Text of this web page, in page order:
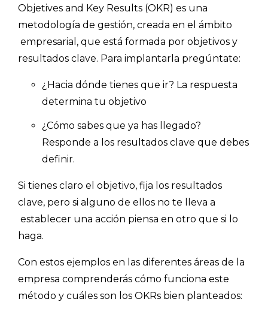
Objetives and Key Results (OKR) es una
metodología de gestión, creada en el ámbito
empresarial, que está formada por objetivos y
resultados clave. Para implantarla pregúntate:
¿Hacia dónde tienes que ir? La respuesta
determina tu objetivo
¿Cómo sabes que ya has llegado?
Responde a los resultados clave que debes
definir.
Si tienes claro el objetivo, fija los resultados
clave, pero si alguno de ellos no te lleva a
establecer una acción piensa en otro que si lo
haga.
Con estos ejemplos en las diferentes áreas de la
empresa comprenderás cómo funciona este
método y cuáles son los OKRs bien planteados: